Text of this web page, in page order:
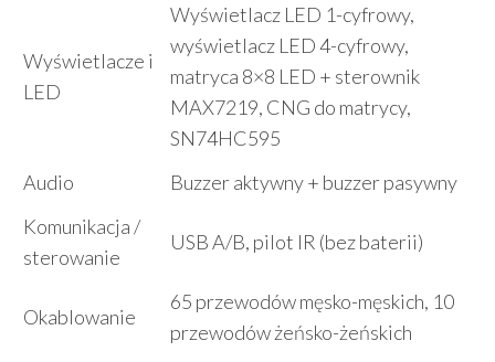
Wyświetlacze i
LED
Wyświetlacz LED 1-cyfrowy,
wyświetlacz LED 4-cyfrowy,
matryca 8×8 LED + sterownik
MAX7219, CNG do matrycy,
SN74HC595
Audio
Buzzer aktywny + buzzer pasywny
Komunikacja /
sterowanie
USB A/B, pilot IR (bez baterii)
Okablowanie
65 przewodów męsko-męskich, 10
przewodów żeńsko-żeńskich